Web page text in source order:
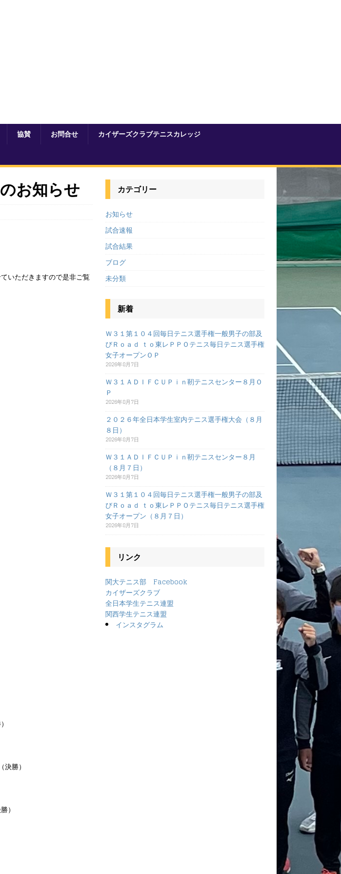
協賛 お問合せ
カイザーズクラブテニスカレッジ
お知らせ
いただきますので是非ご覧
勝）
）
カテゴリー
お知らせ
試合速報
試合結果
ブログ
未分類
新着
Ｗ３１第１０４回毎日テニス選手権一般男子の部及
びＲｏａｄ ｔｏ東レＰＰＯテニス毎日テニス選手権
女子オープンＯＰ
2026年8月7日
Ｗ３１ＡＤＩＦＣＵＰｉｎ靭テニスセンター８月Ｏ
Ｐ
2026年8月7日
２０２６年全日本学生室内テニス選手権大会（８月
８日）
2026年8月7日
Ｗ３１ＡＤＩＦＣＵＰｉｎ靭テニスセンター８月
（８月７日）
2026年8月7日
Ｗ３１第１０４回毎日テニス選手権一般男子の部及
びＲｏａｄ ｔｏ東レＰＰＯテニス毎日テニス選手権
女子オープン（８月７日）
2026年8月7日
リンク
関大テニス部 Facebook
カイザーズクラブ
全日本学生テニス連盟
関西学生テニス連盟
インスタグラム